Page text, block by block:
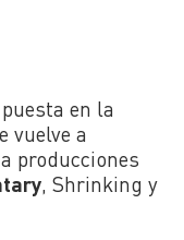
en la
vuelve a
producciones
, Shrinking y